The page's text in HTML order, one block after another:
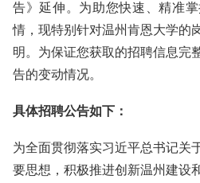
告》延伸。为助您快速、精准
情，现特别针对温州肯恩大学的
明。为保证您获取的招聘信息完
告的变动情况。
具体招聘公告如下：
为全面贯彻落实习近平总书记关
要思想，积极推进创新温州建设